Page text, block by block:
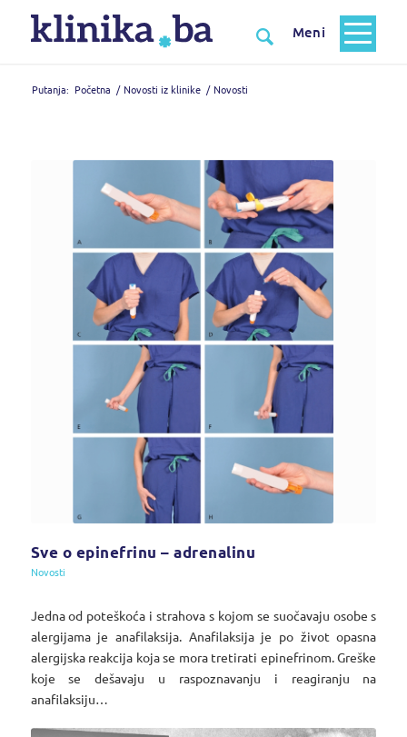
Putanja: Početna / Novosti iz klinike / Novosti
Sve o epinefrinu – adrenalinu
Novosti
Jedna od poteškoća i strahova s kojom se suočavaju osobe s
alergijama je anafilaksija. Anafilaksija je po život opasna
alergijska reakcija koja se mora tretirati epinefrinom. Greške
koje se dešavaju u raspoznavanju i reagiranju na
anafilaksiju…